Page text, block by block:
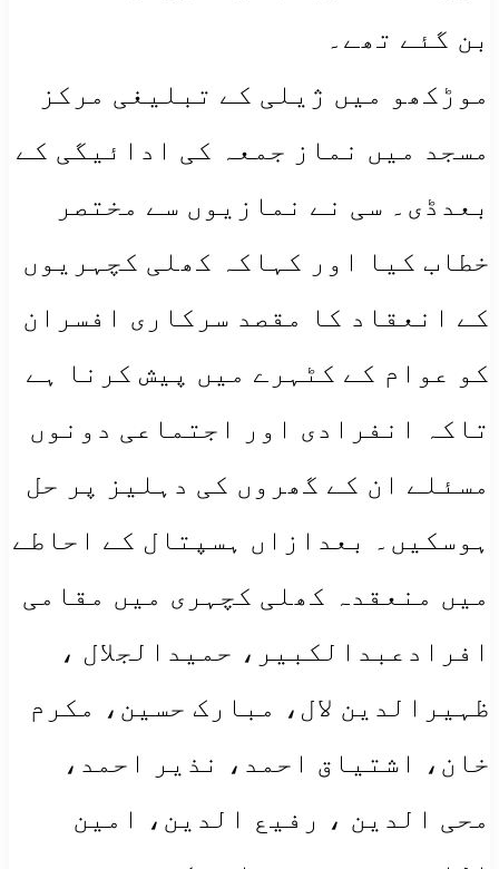
بن گئے تھے۔
موڑکھو میں ژیلی کے تبلیغی مرکز
مسجد میں نماز جمعہ کی ادائیگی کے
بعدڈی۔ سی نے نمازیوں سے مختصر
خطاب کیا اور کہاکہ کھلی کچہریوں
کے انعقاد کا مقصد سرکاری افسران
کو عوام کے کٹہرے میں پیش کرنا ہے
تاکہ انفرادی اور اجتماعی دونوں
مسئلے ان کے گھروں کی دہلیز پر حل
ہوسکیں۔ بعدازاں ہسپتال کے احاطے
میں منعقدہ کھلی کچہری میں مقامی
افرادعبدالکبیر، حمیدالجلال ،
ظہیرالدین لال، مبارک حسین، مکرم
خان، اشتیاق احمد، نذیر احمد،
محی الدین ، رفیع الدین، امین